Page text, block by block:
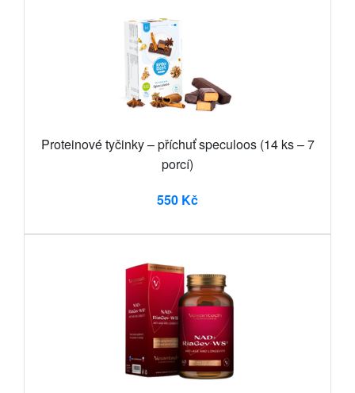
Proteinové tyčinky – příchuť speculoos (14 ks – 7
porcí)
550 Kč